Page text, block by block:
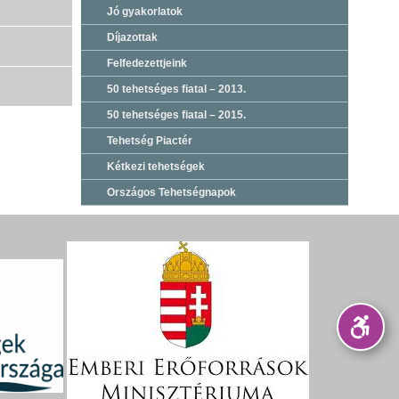
Jó gyakorlatok
Díjazottak
Felfedezettjeink
50 tehetséges fiatal – 2013.
50 tehetséges fiatal – 2015.
Tehetség Piactér
Kétkezi tehetségek
Országos Tehetségnapok